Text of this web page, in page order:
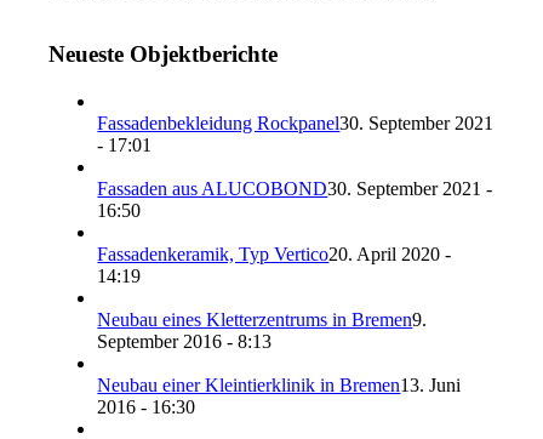
Neueste Objektberichte
Fassadenbekleidung Rockpanel30. September 2021
- 17:01
Fassaden aus ALUCOBOND30. September 2021 -
16:50
Fassadenkeramik, Typ Vertico20. April 2020 -
14:19
Neubau eines Kletterzentrums in Bremen9.
September 2016 - 8:13
Neubau einer Kleintierklinik in Bremen13. Juni
2016 - 16:30